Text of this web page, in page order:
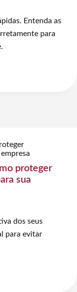
Entenda as
para
proteger
sua
dos seus
para evitar